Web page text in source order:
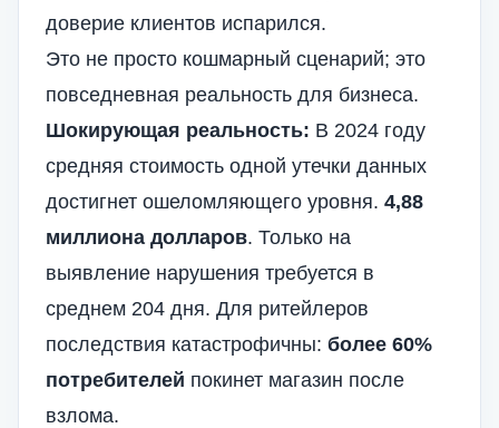
доверие клиентов испарился.
Это не просто кошмарный сценарий; это
повседневная реальность для бизнеса.
Шокирующая реальность: В 2024 году
средняя стоимость одной утечки данных
достигнет ошеломляющего уровня. 4,88
миллиона долларов. Только на
выявление нарушения требуется в
среднем 204 дня. Для ритейлеров
последствия катастрофичны: более 60%
потребителей покинет магазин после
взлома.